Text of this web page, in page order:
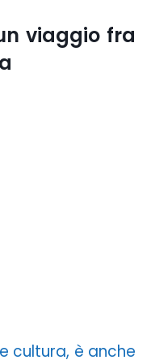
viaggio fra
cultura, è anche